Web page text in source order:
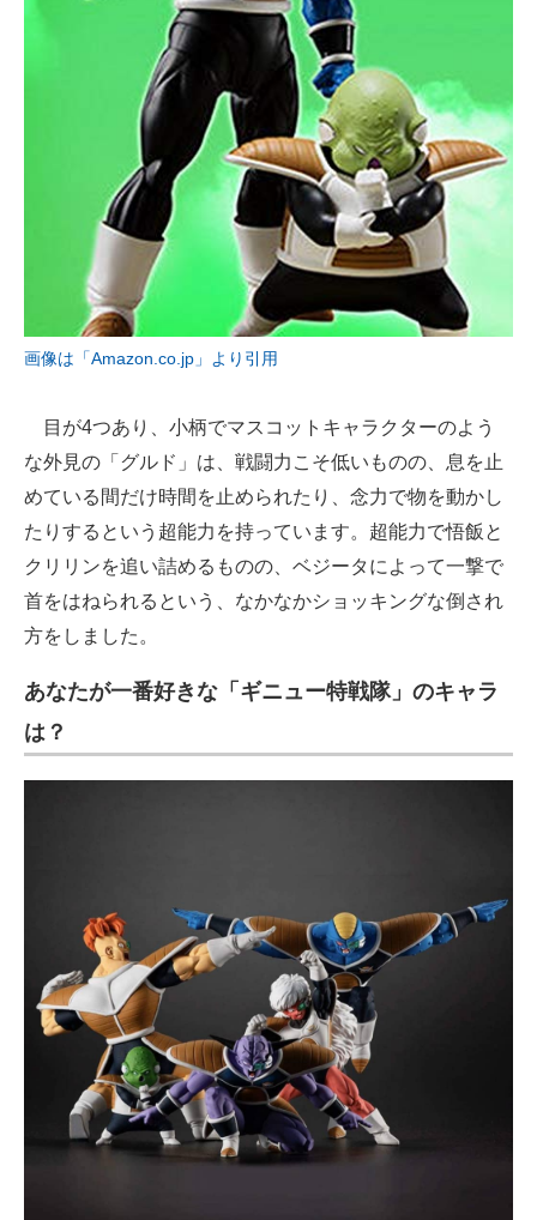
画像は「Amazon.co.jp」より引用
目が4つあり、小柄でマスコットキャラクターのよう
な外見の「グルド」は、戦闘力こそ低いものの、息を止
めている間だけ時間を止められたり、念力で物を動かし
たりするという超能力を持っています。超能力で悟飯と
クリリンを追い詰めるものの、ベジータによって一撃で
首をはねられるという、なかなかショッキングな倒され
方をしました。
あなたが一番好きな「ギニュー特戦隊」のキャラ
は？